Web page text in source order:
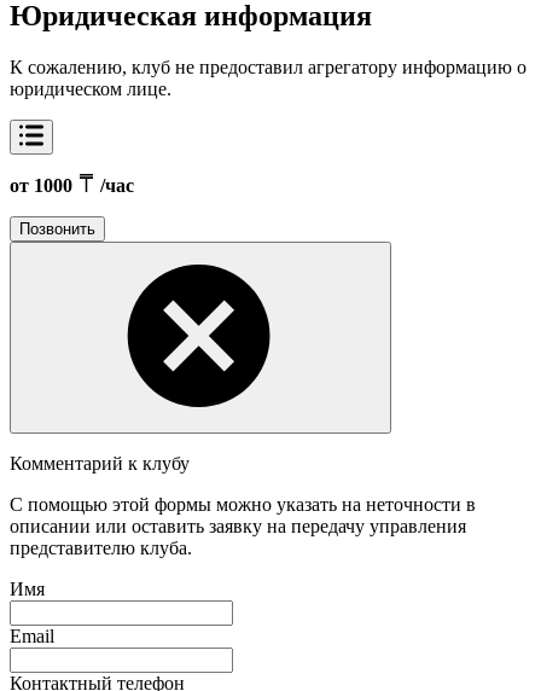
Юридическая информация
К сожалению, клуб не предоставил агрегатору информацию о
юридическом лице.
от 1000 /час
Позвонить
Комментарий к клубу
С помощью этой формы можно указать на неточности в
описании или оставить заявку на передачу управления
представителю клуба.
Имя
Email
Контактный телефон